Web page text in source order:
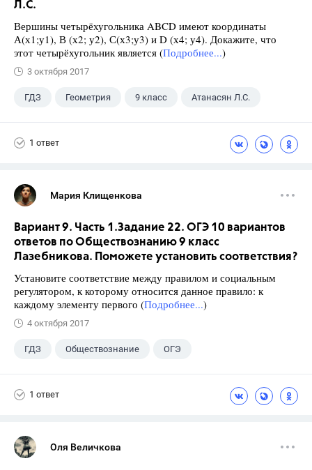
Л.С.
Вершины четырёхугольника ABCD имеют координаты
А(х1;у1), В (х2; у2), С(х3;у3) и D (х4; у4). Докажите, что
этот четырёхугольник является (Подробнее...)
3 октября 2017
ГДЗ Геометрия 9 класс Атанасян Л.С.
1 ответ
Мария Клищенкова
Вариант 9. Часть 1.Задание 22. ОГЭ 10 вариантов
ответов по Обществознанию 9 класс
Лазебникова. Поможете установить соответствия?
Установите соответствие между правилом и социальным
регулятором, к которому относится данное правило: к
каждому элементу первого (Подробнее...)
4 октября 2017
ГДЗ Обществознание ОГЭ
1 ответ
Оля Величкова